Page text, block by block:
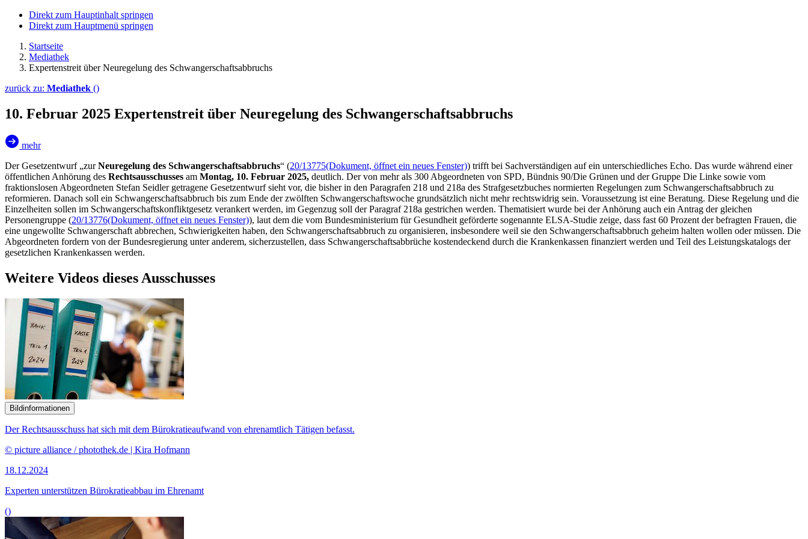
Direkt zum Hauptinhalt springen
Direkt zum Hauptmenü springen
Startseite
Mediathek
Expertenstreit über Neuregelung des Schwangerschafts­abbruchs
zurück zu: Mediathek ()
10. Februar 2025 Expertenstreit über Neuregelung des Schwangerschaftsabbruchs
mehr
Der Gesetzentwurf „zurNeuregelung des Schwangerschaftsabbruchs“ (20/13775(Dokument, öffnet ein neues Fenster)) trifft bei Sachverständigen auf ein unterschiedliches Echo. Das wurde während einer
öffentlichen Anhörung des Rechtsausschusses am Montag, 10. Februar 2025, deutlich. Der von mehr als 300 Abgeordneten von SPD, Bündnis 90/Die Grünen und der Gruppe Die Linke sowie vom
fraktionslosen Abgeordneten Stefan Seidler getragene Gesetzentwurf sieht vor, die bisher in den Paragrafen 218 und 218a des Strafgesetzbuches normierten Regelungen zum Schwangerschaftsabbruch zu
reformieren. Danach soll ein Schwangerschaftsabbruch bis zum Ende der zwölften Schwangerschaftswoche grundsätzlich nicht mehr rechtswidrig sein. Voraussetzung ist eine Beratung. Diese Regelung und die
Einzelheiten sollen im Schwangerschaftskonfliktgesetz verankert werden, im Gegenzug soll der Paragraf 218a gestrichen werden. Thematisiert wurde bei der Anhörung auch ein Antrag der gleichen
Personengruppe (20/13776(Dokument, öffnet ein neues Fenster)), laut dem die vom Bundesministerium für Gesundheit geförderte sogenannte ELSA-Studie zeige, dass fast 60 Prozent der befragten Frauen, die
eine ungewollte Schwangerschaft abbrechen, Schwierigkeiten haben, den Schwangerschaftsabbruch zu organisieren, insbesondere weil sie den Schwangerschaftsabbruch geheim halten wollen oder müssen. Die
Abgeordneten fordern von der Bundesregierung unter anderem, sicherzustellen, dass Schwangerschaftsabbrüche kostendeckend durch die Krankenkassen finanziert werden und Teil des Leistungskatalogs der
gesetzlichen Krankenkassen werden.
Weitere Videos dieses Ausschusses
Bildinformationen
Der Rechtsausschuss hat sich mit dem Bürokratieaufwand von ehrenamtlich Tätigen befasst.
© picture alliance / photothek.de | Kira Hofmann
18.12.2024
Experten unterstützen Bürokratieabbau im Ehrenamt
()